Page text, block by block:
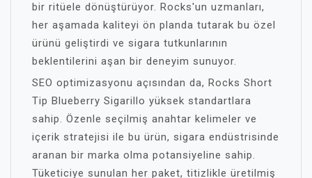
bir ritüele dönüştürüyor. Rocks'un uzmanları,
her aşamada kaliteyi ön planda tutarak bu özel
ürünü geliştirdi ve sigara tutkunlarının
beklentilerini aşan bir deneyim sunuyor.
SEO optimizasyonu açısından da, Rocks Short
Tip Blueberry Sigarillo yüksek standartlara
sahip. Özenle seçilmiş anahtar kelimeler ve
içerik stratejisi ile bu ürün, sigara endüstrisinde
aranan bir marka olma potansiyeline sahip.
Tüketiciye sunulan her paket, titizlikle üretilmiş